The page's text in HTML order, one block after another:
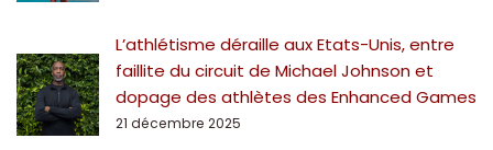
L’athlétisme déraille aux Etats-Unis, entre
faillite du circuit de Michael Johnson et
dopage des athlètes des Enhanced Games
21 décembre 2025